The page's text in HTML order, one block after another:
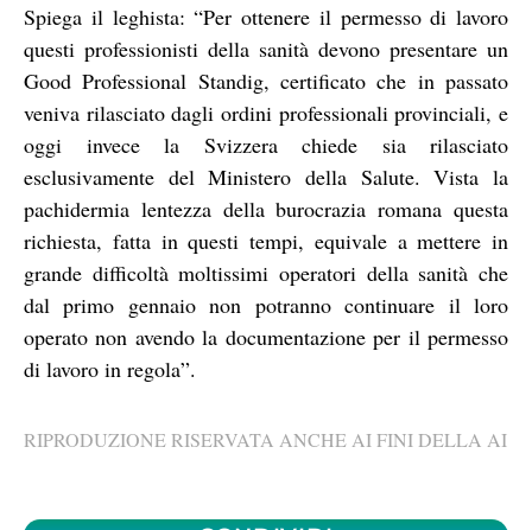
Spiega il leghista: “Per ottenere il permesso di lavoro
questi professionisti della sanità devono presentare un
Good Professional Standig, certificato che in passato
veniva rilasciato dagli ordini professionali provinciali, e
oggi invece la Svizzera chiede sia rilasciato
esclusivamente del Ministero della Salute. Vista la
pachidermia lentezza della burocrazia romana questa
richiesta, fatta in questi tempi, equivale a mettere in
grande difficoltà moltissimi operatori della sanità che
dal primo gennaio non potranno continuare il loro
operato non avendo la documentazione per il permesso
di lavoro in regola”.
RIPRODUZIONE RISERVATA ANCHE AI FINI DELLA AI